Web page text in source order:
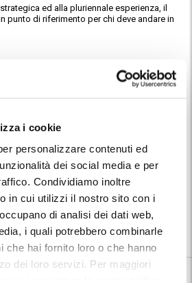
i cookie
personalizzare contenuti ed
dei social media e per
Condividiamo inoltre
in cui utilizzi il nostro sito con i
di analisi dei dati web,
i quali potrebbero combinarle
che hai fornito loro o che hanno
dei loro servizi. Per maggiori
ed alla pluriennale esperienza, il
punto di riferimento per chi deve andare in
attraverso telecamere a circuito chiuso,
per i mezzi in parcheggio. Inoltre il
il servizio di ritiro e riconsegna vetture
di imbarco/sbarco delle navi da crociera.
SEMPRE IL NOME DELLA NAVE.
il percorso per raggiungere il
troverai nel tuo Voucher MyParking
dedicati del parcheggio.